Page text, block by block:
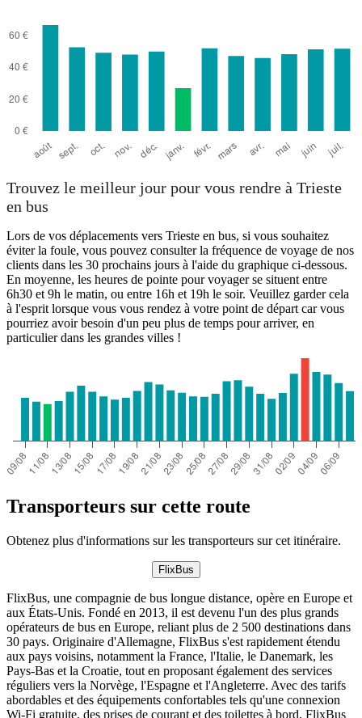
Trouvez le meilleur jour pour vous rendre à Trieste
en bus
Lors de vos déplacements vers Trieste en bus, si vous souhaitez
éviter la foule, vous pouvez consulter la fréquence de voyage de nos
clients dans les 30 prochains jours à l'aide du graphique ci-dessous.
En moyenne, les heures de pointe pour voyager se situent entre
6h30 et 9h le matin, ou entre 16h et 19h le soir. Veuillez garder cela
à l'esprit lorsque vous vous rendez à votre point de départ car vous
pourriez avoir besoin d'un peu plus de temps pour arriver, en
particulier dans les grandes villes !
Transporteurs sur cette route
Obtenez plus d'informations sur les transporteurs sur cet itinéraire.
FlixBus
FlixBus, une compagnie de bus longue distance, opère en Europe et
aux États-Unis. Fondé en 2013, il est devenu l'un des plus grands
opérateurs de bus en Europe, reliant plus de 2 500 destinations dans
30 pays. Originaire d'Allemagne, FlixBus s'est rapidement étendu
aux pays voisins, notamment la France, l'Italie, le Danemark, les
Pays-Bas et la Croatie, tout en proposant également des services
réguliers vers la Norvège, l'Espagne et l'Angleterre. Avec des tarifs
abordables et des équipements confortables tels qu'une connexion
Wi-Fi gratuite, des prises de courant et des toilettes à bord, FlixBus